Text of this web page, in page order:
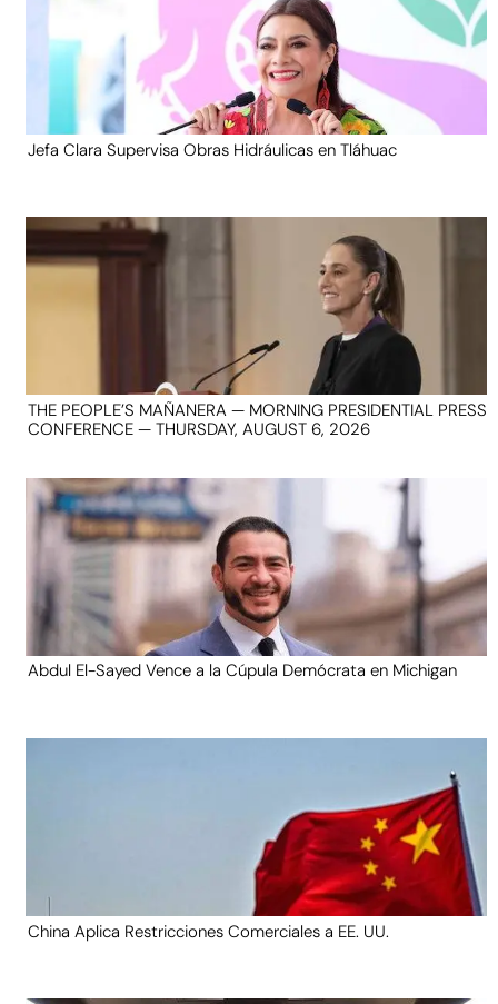
Jefa Clara Supervisa Obras Hidráulicas en Tláhuac
THE PEOPLE’S MAÑANERA — MORNING PRESIDENTIAL PRESS
CONFERENCE — THURSDAY, AUGUST 6, 2026
Abdul El-Sayed Vence a la Cúpula Demócrata en Michigan
China Aplica Restricciones Comerciales a EE. UU.